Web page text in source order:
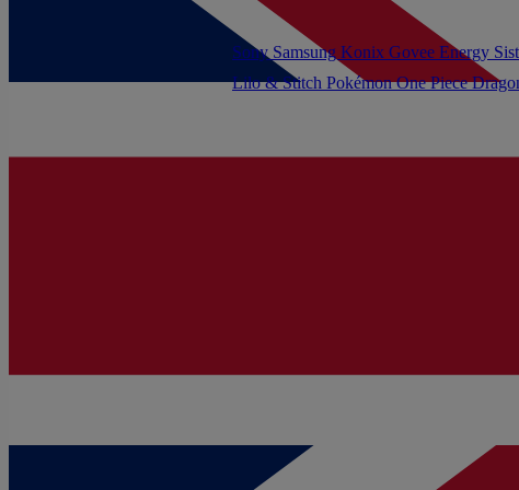
Lilo & Stitch PokémonOne Piece
Sony Samsung Konix Govee Energy